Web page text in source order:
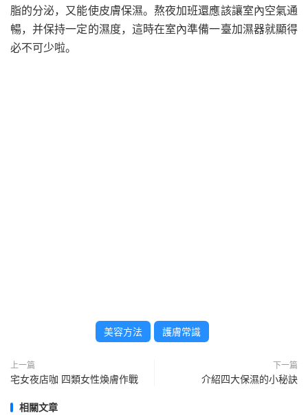
脂的分泌，又能使皮膚保濕。熬夜加班還應該讓室內空氣通
暢，并保持一定的濕度，這時在室內準備一臺加濕器就顯得
必不可少啦。
美容方法 護膚常識
上一篇
宅女夜店咖 四類女性煥膚作戰
下一篇
介紹四大保濕的小秘訣
相關文章